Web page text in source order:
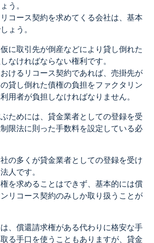
う。
コース契約を求めてくる会社は、基本
ょう。
に取引先が倒産などにより貸し倒れた
なければならない権利です。
けるリコース契約であれば、売掛先が
貸し倒れた債権の負担をファクタリン
用者が負担しなければなりません。
ためには、貸金業者としての登録を受
限法に則った手数料を設定している必
の多くが貸金業者としての登録を受け
人です。
を求めることはできず、基本的には償
リコース契約のみしか取り扱うことが
、償還請求権がある代わりに格安な手
る手口を使うこともありますが、貸金